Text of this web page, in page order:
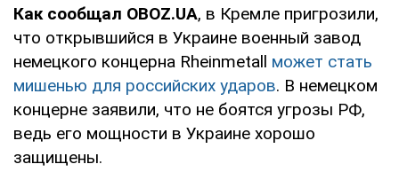
Как сообщал OBOZ.UA, в Кремле пригрозили,
что открывшийся в Украине военный завод
немецкого концерна Rheinmetall может стать
мишенью для российских ударов. В немецком
концерне заявили, что не боятся угрозы РФ,
ведь его мощности в Украине хорошо
защищены.